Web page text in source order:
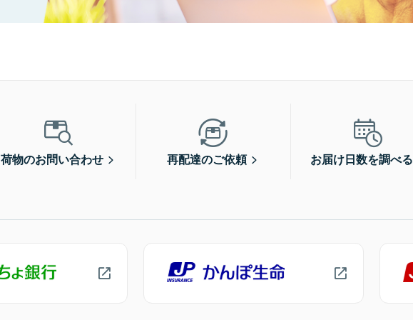
荷物のお問い合わせ 再配達のご依頼 お届け日数を調べる